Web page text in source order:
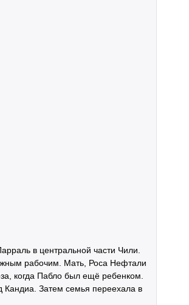
в центральной части Чили.
рабочим. Мать, Роса Нефтали
когда Пабло был ещё ребенком.
Кандиа. Затем семья переехала в